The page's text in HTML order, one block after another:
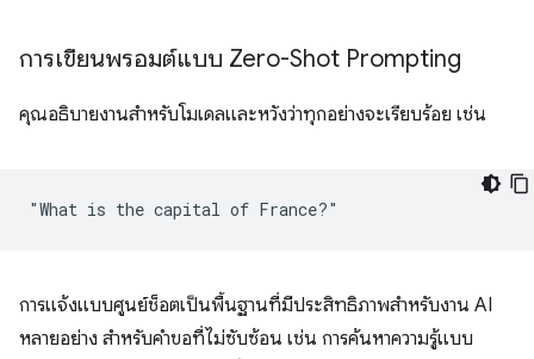
การเขียนพรอมต์แบบ Zero-Shot Prompting
คุณอธิบายงานสำหรับโมเดลและหวังว่าทุกอย่างจะเรียบร้อย เช่น
การแจ้งแบบศูนย์ช็อตเป็นพื้นฐานที่มีประสิทธิภาพสำหรับงาน AI
หลายอย่าง สำหรับคำขอที่ไม่ซับซ้อน เช่น การค้นหาความรู้แบบ